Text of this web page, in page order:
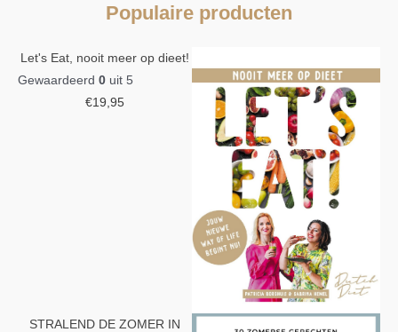
Populaire producten
Let's Eat, nooit meer op dieet!
Gewaardeerd 0 uit 5
€19,95
STRALEND DE ZOMER IN